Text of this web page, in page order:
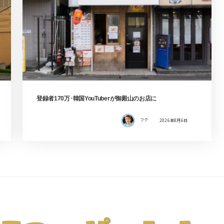
登録者170万･韓国YouTuberが御殿山のお店に
フク 2026年8月6日